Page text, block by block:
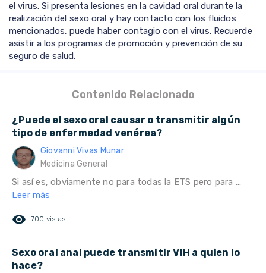
el virus. Si presenta lesiones en la cavidad oral durante la
realización del sexo oral y hay contacto con los fluidos
mencionados, puede haber contagio con el virus. Recuerde
asistir a los programas de promoción y prevención de su
seguro de salud.
Contenido Relacionado
¿Puede el sexo oral causar o transmitir algún
tipo de enfermedad venérea?
Giovanni Vivas Munar
Medicina General
Si así es, obviamente no para todas la ETS pero para ...
Leer más
remove_red_eye 700 vistas
Sexo oral anal puede transmitir VIH a quien lo
hace?